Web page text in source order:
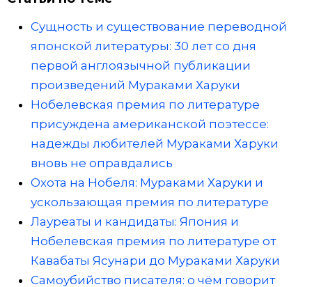
Сущность и существование переводной
японской литературы: 30 лет со дня
первой англоязычной публикации
произведений Мураками Харуки
Нобелевская премия по литературе
присуждена американской поэтессе:
надежды любителей Мураками Харуки
вновь не оправдались
Охота на Нобеля: Мураками Харуки и
ускользающая премия по литературе
Лауреаты и кандидаты: Япония и
Нобелевская премия по литературе от
Кавабаты Ясунари до Мураками Харуки
Самоубийство писателя: о чём говорит